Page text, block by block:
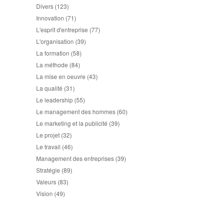
Divers (123)
Innovation (71)
L'esprit d'entreprise (77)
L'organisation (39)
La formation (58)
La méthode (84)
La mise en oeuvre (43)
La qualité (31)
Le leadership (55)
Le management des hommes (60)
Le marketing et la publicité (39)
Le projet (32)
Le travail (46)
Management des entreprises (39)
Stratégie (89)
Valeurs (83)
Vision (49)